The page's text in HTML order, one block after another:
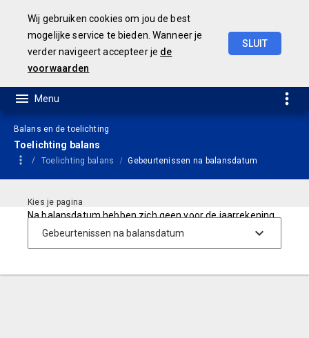
Wij gebruiken cookies om jou de best
mogelijke service te bieden. Wanneer je
verder navigeert accepteer je de
voorwaarden
SLUIT
Balans en de toelichting
Toelichting balans
Toelichting balans Gebeurtenissen na balansdatum
Na balansdatum hebben zich geen voor de jaarrekening
2023 relevante gebeurtenissen voorgedaan.